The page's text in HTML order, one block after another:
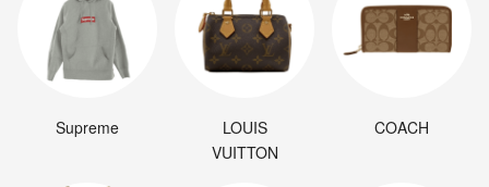
Supreme
LOUIS
VUITTON
COACH